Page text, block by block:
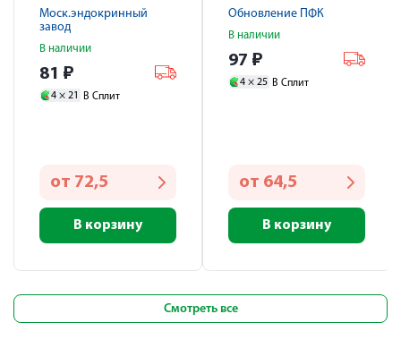
1,5мл №2
Моск.эндокринный
завод
В наличии
81 ₽
4 × 21 В Сплит
от 72,5
В корзину
5мл
Обновление ПФК
В наличии
97 ₽
4 × 25 В Сплит
от 64,5
В корзину
Смотреть все